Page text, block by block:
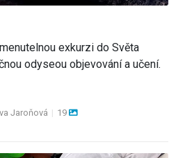
exkurzi do Světa
odyseou objevování a učení.
Jaroňová | 19